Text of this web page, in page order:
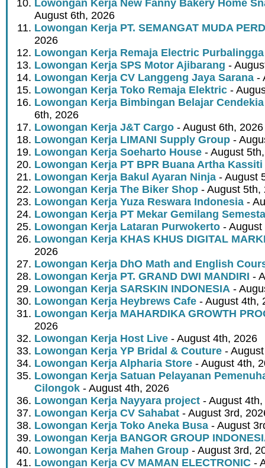
Lowongan Kerja New Fanny Bakery Home
August 6th, 2026
Lowongan Kerja PT. SEMANGAT MUDA
2026
Lowongan Kerja Remaja Electric Purbalingga
Lowongan Kerja SPS Motor Ajibarang -
Lowongan Kerja CV Langgeng Jaya Sarana -
Lowongan Kerja Toko Remaja Elektric -
Lowongan Kerja Bimbingan Belajar
6th, 2026
Lowongan Kerja J&T Cargo - August 6th, 2026
Lowongan Kerja LIMANI Supply Group -
Lowongan Kerja Soeharto House - August
Lowongan Kerja PT BPR Buana Artha Kassiti
Lowongan Kerja Bakul Ayaran Ninja - August
Lowongan Kerja The Biker Shop - August 5th,
Lowongan Kerja Yuza Reswara Indonesia -
Lowongan Kerja PT Mekar Gemilang Semesta
Lowongan Kerja Lataran Purwokerto -
Lowongan Kerja KHAS KHUS DIGITAL
2026
Lowongan Kerja DhO Math and English
Lowongan Kerja PT. GRAND DWI MANDIRI -
Lowongan Kerja SARSKIN INDONESIA -
Lowongan Kerja Heybrews Cafe - August 4th,
Lowongan Kerja MAHARDIKA GROWTH
2026
Lowongan Kerja Host Live - August 4th, 2026
Lowongan Kerja YP Bridal & Couture -
Lowongan Kerja Alpharia Store - August 4th,
Lowongan Kerja Satuan Pelayanan
Cilongok - August 4th, 2026
Lowongan Kerja Nayyara project - August
Lowongan Kerja CV Sahabat - August 3rd,
Lowongan Kerja Toko Aneka Busa - August
Lowongan Kerja BANGOR GROUP
Lowongan Kerja Mahen Group - August 3rd,
Lowongan Kerja CV MAMAN ELECTRONIC -